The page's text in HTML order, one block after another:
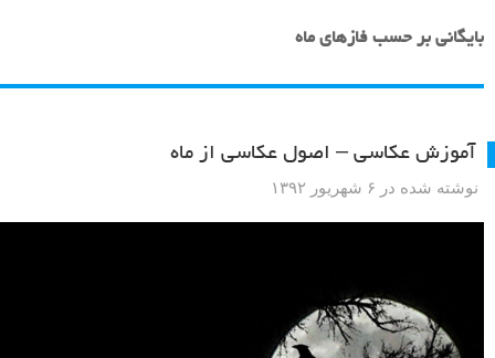
بایگانی بر حسب فازهای ماه
آموزش عکاسی – اصول عکاسی از ماه
نوشته شده در ۶ شهریور ۱۳۹۲